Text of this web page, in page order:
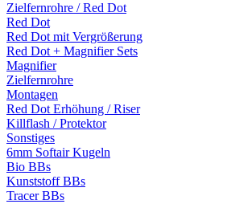
Zielfernrohre / Red Dot
Red Dot
Red Dot mit Vergrößerung
Red Dot + Magnifier Sets
Magnifier
Zielfernrohre
Montagen
Red Dot Erhöhung / Riser
Killflash / Protektor
Sonstiges
6mm Softair Kugeln
Bio BBs
Kunststoff BBs
Tracer BBs